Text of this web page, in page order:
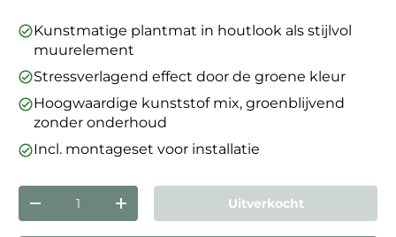
Kunstmatige plantmat in houtlook als stijlvol
muurelement
Stressverlagend effect door de groene kleur
Hoogwaardige kunststof mix, groenblijvend
zonder onderhoud
Incl. montageset voor installatie
Aantal
Verlaag de hoeveelheidVerhoog de hoeveelheid
Uitverkocht